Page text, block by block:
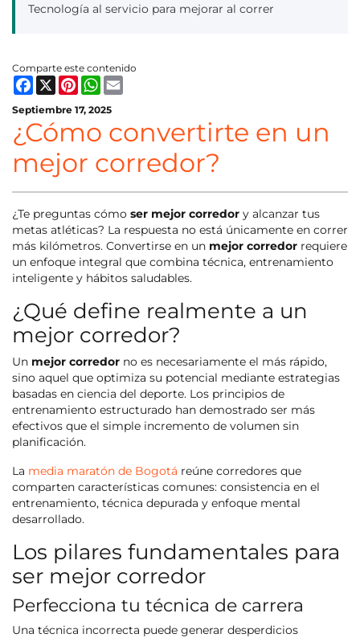
Tecnología al servicio para mejorar al correr
Comparte este contenido
Facebook
X PinterestWhatsApp
Septiembre 17, 2025
¿Cómo convertirte en un
mejor corredor?
¿Te preguntas cómo ser mejor corredor y alcanzar tus
metas atléticas? La respuesta no está únicamente en correr
más kilómetros. Convertirse en un mejor corredor requiere
un enfoque integral que combina técnica, entrenamiento
inteligente y hábitos saludables.
¿Qué define realmente a un
mejor corredor?
Un mejor corredor no es necesariamente el más rápido,
sino aquel que optimiza su potencial mediante estrategias
basadas en ciencia del deporte. Los principios de
entrenamiento estructurado han demostrado ser más
efectivos que el simple incremento de volumen sin
planificación.
La media maratón de Bogotá reúne corredores que
comparten características comunes: consistencia en el
entrenamiento, técnica depurada y enfoque mental
desarrollado.
Los pilares fundamentales para
ser mejor corredor
Perfecciona tu técnica de carrera
Una técnica incorrecta puede generar desperdicios